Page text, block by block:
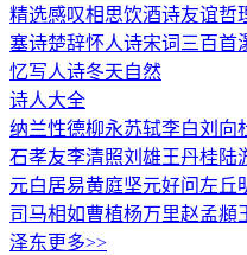
精选感叹相思饮酒诗友谊哲
塞诗楚辞怀人诗宋词三百首
忆写人诗冬天自然
诗人大全
纳兰性德柳永苏轼李白刘向
石孝友李清照刘雄王丹桂陆
元白居易黄庭坚元好问 左丘
司马相如曹植杨万里赵孟頫
泽东更多>>